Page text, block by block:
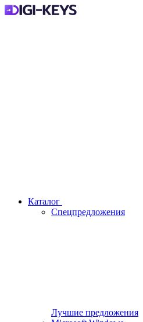
Каталог
Спецпредложения
Лучшие предложения